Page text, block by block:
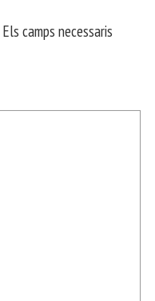
Els camps necessaris